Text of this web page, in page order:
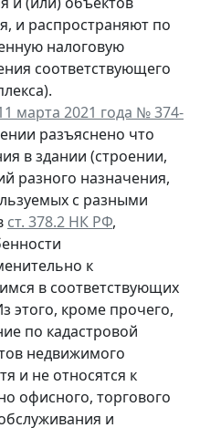
и распространяют по
налоговую
соответствующего
марта 2021 года № 374-
разъяснено что
в здании (строении,
разного назначения,
с разными
ст. 378.2 НК РФ,
к
в соответствующих
этого, кроме прочего,
по кадастровой
недвижимого
и не относятся к
офисного, торгового
и